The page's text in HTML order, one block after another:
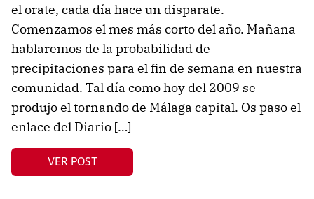
el orate, cada día hace un disparate.
Comenzamos el mes más corto del año. Mañana
hablaremos de la probabilidad de
precipitaciones para el fin de semana en nuestra
comunidad. Tal día como hoy del 2009 se
produjo el tornando de Málaga capital. Os paso el
enlace del Diario […]
VER POST